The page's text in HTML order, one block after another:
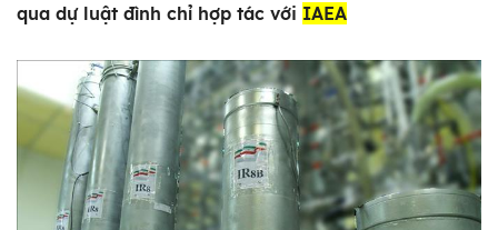
qua dự luật đình chỉ hợp tác với IAEA